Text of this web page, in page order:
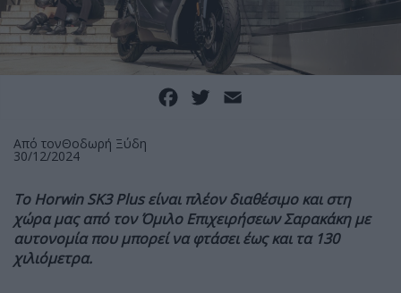
Facebook
Twitter
Από τονΘοδωρή Ξύδη
30/12/2024
Το Horwin SK3 Plus είναι πλέον διαθέσιμο και στη
χώρα μας από τον Όμιλο Επιχειρήσεων Σαρακάκη με
αυτονομία που μπορεί να φτάσει έως και τα 130
χιλιόμετρα.